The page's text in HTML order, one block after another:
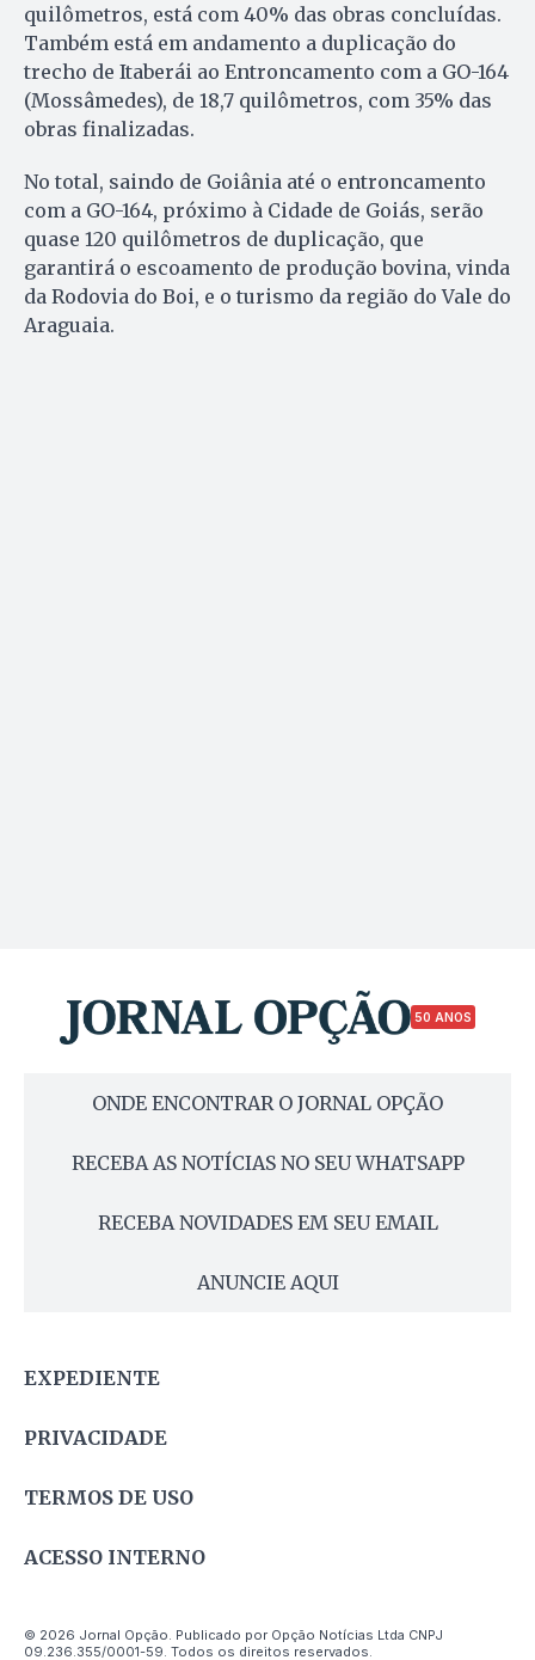
quilômetros, está com 40% das obras concluídas.
Também está em andamento a duplicação do
trecho de Itaberái ao Entroncamento com a GO-164
(Mossâmedes), de 18,7 quilômetros, com 35% das
obras finalizadas.
No total, saindo de Goiânia até o entroncamento
com a GO-164, próximo à Cidade de Goiás, serão
quase 120 quilômetros de duplicação, que
garantirá o escoamento de produção bovina, vinda
da Rodovia do Boi, e o turismo da região do Vale do
Araguaia.
50 ANOS
ONDE ENCONTRAR O JORNAL OPÇÃO
RECEBA AS NOTÍCIAS NO SEU WHATSAPP
RECEBA NOVIDADES EM SEU EMAIL
ANUNCIE AQUI
EXPEDIENTE
PRIVACIDADE
TERMOS DE USO
ACESSO INTERNO
© 2026 Jornal Opção. Publicado por Opção Notícias Ltda CNPJ
09.236.355/0001-59. Todos os direitos reservados.